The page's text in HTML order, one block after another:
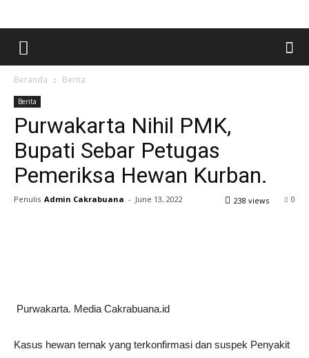
Beranda Berita
Berita
Purwakarta Nihil PMK,
Bupati Sebar Petugas
Pemeriksa Hewan Kurban.
Penulis Admin Cakrabuana - June 13, 2022 0
238 views
Purwakarta. Media Cakrabuana.id
Kasus hewan ternak yang terkonfirmasi dan suspek Penyakit